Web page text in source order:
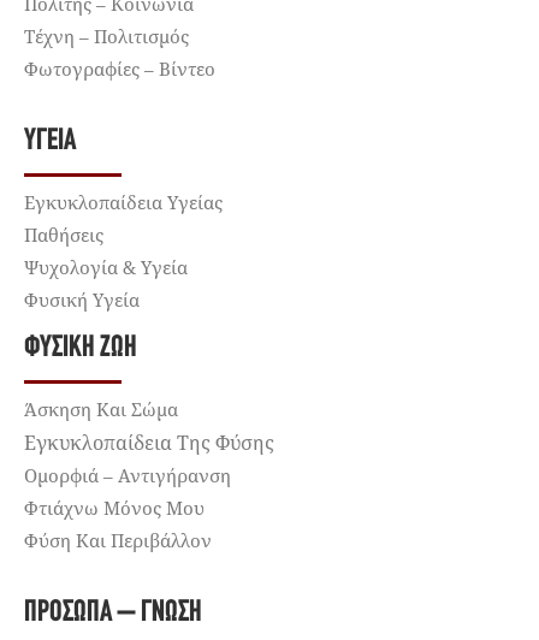
Τέχνη – Πολιτισμός
Φωτογραφίες – Βίντεο
ΥΓΕΊΑ
Εγκυκλοπαίδεια Υγείας
Παθήσεις
Ψυχολογία & Υγεία
Φυσική Υγεία
ΦΥΣΙΚΉ ΖΩΉ
Άσκηση Και Σώμα
Εγκυκλοπαίδεια Της Φύσης
Ομορφιά – Αντιγήρανση
Φτιάχνω Μόνος Μου
Φύση Και Περιβάλλον
ΠΡΌΣΩΠΑ – ΓΝΏΣΗ